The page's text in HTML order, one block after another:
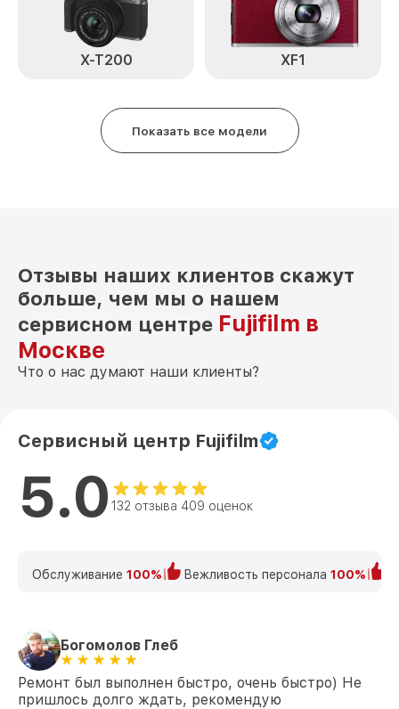
Замена байонета FinePix XT30 Fujifilm от 3400₽
Замена микрофона FinePix XT30 Fujifilm
Замена аккумулятора FinePix XT30
X-T200 XF1
Показать все модели
Отзывы наших клиентов скажут
больше, чем мы о нашем
сервисном центре Fujifilm в
Москве
Что о нас думают наши клиенты?
Сервисный центр Fujifilm
5.0 132 отзыва 409 оценок
Обслуживание 100% Вежливость персонала 100%
Богомолов Глеб
Ремонт был выполнен быстро, очень быстро) Не
пришлось долго ждать, рекомендую